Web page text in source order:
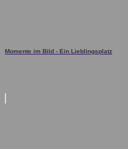
Momente im Bild - Ein Lieblingsplatz